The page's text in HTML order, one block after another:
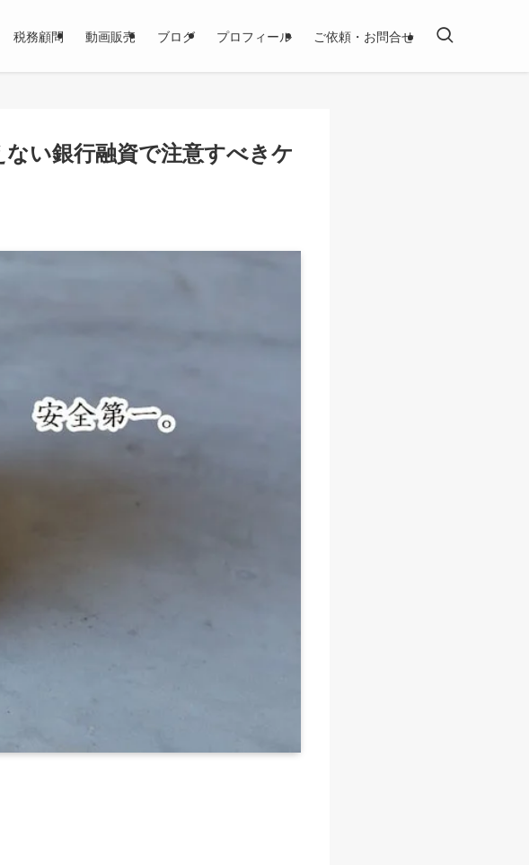
税務顧問 動画販売 ブログ プロフィール ご依頼・お問合せ
い銀行融資で注意すべきケ